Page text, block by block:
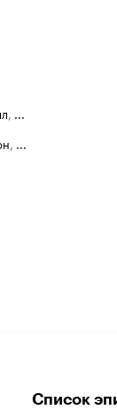
, ...
, ...
Список